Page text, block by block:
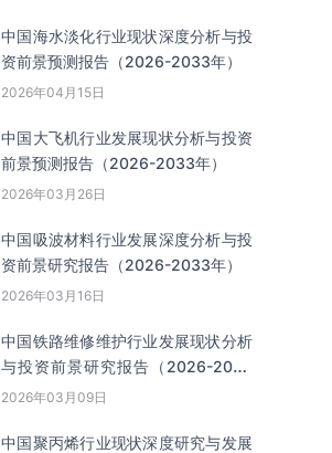
中国海水淡化行业现状深度分析与投
资前景预测报告（2026-2033年）
2026年04月15日
中国大飞机行业发展现状分析与投资
前景预测报告（2026-2033年）
2026年03月26日
中国吸波材料行业发展深度分析与投
资前景研究报告（2026-2033年）
2026年03月16日
中国铁路维修维护行业发展现状分析
与投资前景研究报告（2026-2033
年）
2026年03月09日
中国聚丙烯行业现状深度研究与发展